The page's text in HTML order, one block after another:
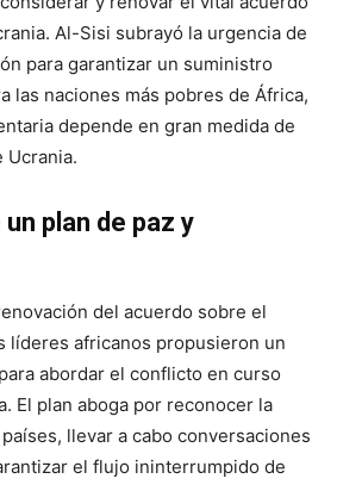
Al-Sisi subrayó la urgencia de
para garantizar un suministro
las naciones más pobres de África,
depende en gran medida de
Ucrania.
plan de paz y
del acuerdo sobre el
líderes africanos propusieron un
abordar el conflicto en curso
El plan aboga por reconocer la
llevar a cabo conversaciones
el flujo ininterrumpido de